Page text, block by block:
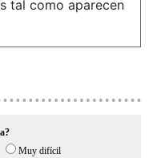
tal como aparecen